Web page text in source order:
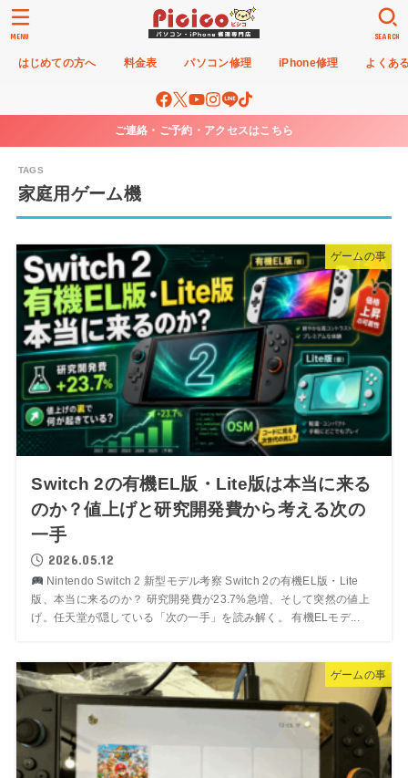
はじめての方へ 料金表 パソコン修理 iPhone修理 よくあ
SEARCH
MENU
ご連絡・ご予約・アクセスはこちら
家庭用ゲーム機
ゲームの事
Switch 2の有機EL版・Lite版は本当に来る
のか？値上げと研究開発費から考える次の
一手
2026.05.12
Nintendo Switch 2 新型モデル考察 Switch 2の有機EL版・Lite
版、本当に来るのか？ 研究開発費が23.7%急増、そして突然の値上
げ。任天堂が隠している「次の一手」を読み解く。 有機ELモデ...
ゲームの事